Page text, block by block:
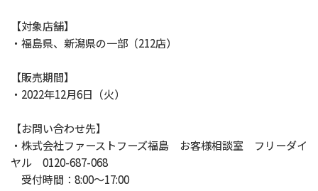
【対象店舗】
・福島県、新潟県の一部（212店）
【販売期間】
・2022年12月6日（火）
【お問い合わせ先】
・株式会社ファーストフーズ福島 お客様相談室 フリーダイ
ヤル 0120-687-068
受付時間：8:00～17:00